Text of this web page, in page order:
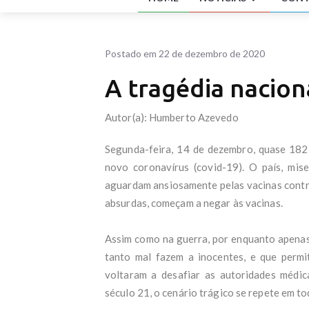
1º
El
no
Postado em 22 de dezembro de 2020
A tragédia
Autor(a): Humberto Azevedo
Segunda-feira, 14 de dezembro, quase
novo coronavírus (covid-19). O país,
aguardam ansiosamente pelas vacinas
absurdas, começam a negar às vacinas.
Assim como na guerra, por enquanto
tanto mal fazem a inocentes, e que
voltaram a desafiar as autoridades
século 21, o cenário trágico se repete em